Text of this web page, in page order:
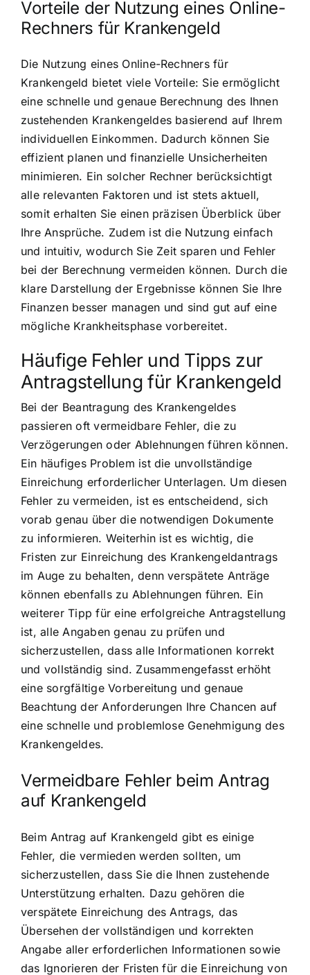
Vorteile der Nutzung eines Online-
Rechners für Krankengeld
Die Nutzung eines Online-Rechners für
Krankengeld bietet viele Vorteile: Sie ermöglicht
eine schnelle und genaue Berechnung des Ihnen
zustehenden Krankengeldes basierend auf Ihrem
individuellen Einkommen. Dadurch können Sie
effizient planen und finanzielle Unsicherheiten
minimieren. Ein solcher Rechner berücksichtigt
alle relevanten Faktoren und ist stets aktuell,
somit erhalten Sie einen präzisen Überblick über
Ihre Ansprüche. Zudem ist die Nutzung einfach
und intuitiv, wodurch Sie Zeit sparen und Fehler
bei der Berechnung vermeiden können. Durch die
klare Darstellung der Ergebnisse können Sie Ihre
Finanzen besser managen und sind gut auf eine
mögliche Krankheitsphase vorbereitet.
Häufige Fehler und Tipps zur
Antragstellung für Krankengeld
Bei der Beantragung des Krankengeldes
passieren oft vermeidbare Fehler, die zu
Verzögerungen oder Ablehnungen führen können.
Ein häufiges Problem ist die unvollständige
Einreichung erforderlicher Unterlagen. Um diesen
Fehler zu vermeiden, ist es entscheidend, sich
vorab genau über die notwendigen Dokumente
zu informieren. Weiterhin ist es wichtig, die
Fristen zur Einreichung des Krankengeldantrags
im Auge zu behalten, denn verspätete Anträge
können ebenfalls zu Ablehnungen führen. Ein
weiterer Tipp für eine erfolgreiche Antragstellung
ist, alle Angaben genau zu prüfen und
sicherzustellen, dass alle Informationen korrekt
und vollständig sind. Zusammengefasst erhöht
eine sorgfältige Vorbereitung und genaue
Beachtung der Anforderungen Ihre Chancen auf
eine schnelle und problemlose Genehmigung des
Krankengeldes.
Vermeidbare Fehler beim Antrag
auf Krankengeld
Beim Antrag auf Krankengeld gibt es einige
Fehler, die vermieden werden sollten, um
sicherzustellen, dass Sie die Ihnen zustehende
Unterstützung erhalten. Dazu gehören die
verspätete Einreichung des Antrags, das
Übersehen der vollständigen und korrekten
Angabe aller erforderlichen Informationen sowie
das Ignorieren der Fristen für die Einreichung von